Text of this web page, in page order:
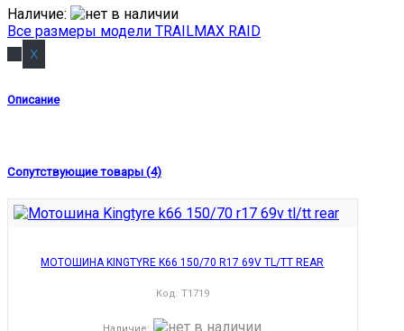
Наличие:
Все размеры модели TRAILMAX RAID
Описание
Сопутствующие товары (4)
МОТОШИНА KINGTYRE K66 150/70 R17 69V TL/TT REAR
Код: T1719
Наличие: